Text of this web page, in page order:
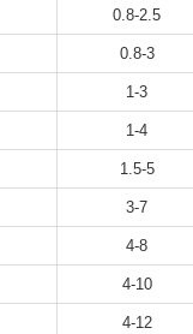
0.8-2.5
0.8-3
1-3
1-4
1.5-5
3-7
4-8
4-10
4-12